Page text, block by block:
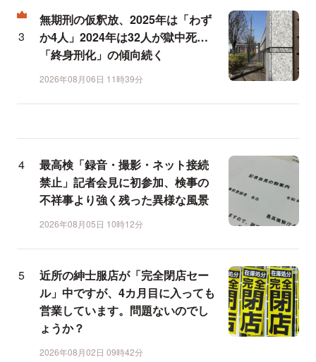
無期刑の仮釈放、2025年は「わず
か4人」2024年は32人が獄中死…
「終身刑化」の傾向続く
2026年08月06日 11時39分
最高検「録音・撮影・ネット接続
禁止」記者会見に初参加、検事の
不祥事より強く残った異様な風景
2026年08月05日 10時12分
近所の紳士服店が「完全閉店セー
ル」中ですが、4カ月目に入っても
営業しています。問題ないのでし
ょうか？
2026年08月02日 09時42分